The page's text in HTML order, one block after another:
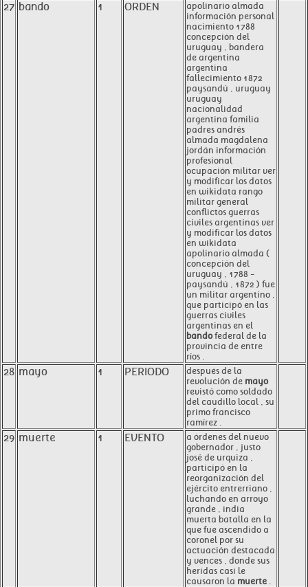
27 bando 1 ORDEN
apolinario almada
información personal
nacimiento 1788
concepción del
uruguay , bandera
de argentina
argentina
fallecimiento 1872
paysandú , uruguay
uruguay
nacionalidad
argentina familia
padres andrés
almada magdalena
jordán información
profesional
ocupación militar ver
y modificar los datos
en wikidata rango
militar general
conflictos guerras
civiles argentinas ver
y modificar los datos
en wikidata
apolinario almada (
concepción del
uruguay , 1788 -
paysandú , 1872 ) fue
un militar argentino ,
que participó en las
guerras civiles
argentinas en el
bandofederal de la
provincia de entre
ríos .
28 mayo 1 PERIODO
después de la
revolución de mayo
revistó como soldado
del caudillo local , su
primo francisco
ramírez .
29 muerte 1 EVENTO
a órdenes del nuevo
gobernador , justo
josé de urquiza ,
participó en la
reorganización del
ejército entrerriano ,
luchando en arroyo
grande , india
muerta batalla en la
que fue ascendido a
coronel por su
actuación destacada
y vences , donde sus
heridas casi le
causaron la muerte .